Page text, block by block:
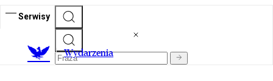
Serwisy
Wydarzenia